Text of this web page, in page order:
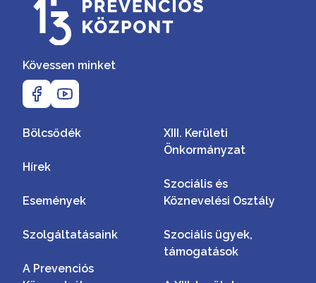
Kövessen minket
Bölcsődék
Hírek
Események
Szolgáltatásaink
A Prevenciós
XIII. Kerületi
Önkormányzat
Szociális és
Köznevelési Osztály
Szociális ügyek,
támogatások